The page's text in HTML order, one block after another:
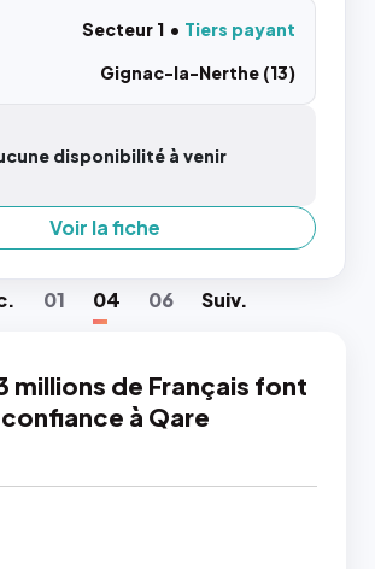
Secteur 1
Tiers payant
Gignac-la-Nerthe (13)
disponibilité à venir
Voir la fiche
. 01 04 06 Suiv.
millions de Français font
confiance à Qare